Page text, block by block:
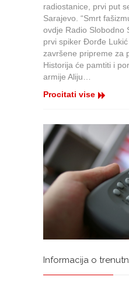
radiostanice, prvi put
Sarajevo. “Smrt
ovdje Radio Slobodno
prvi spiker Đorđe
završene pripreme za
Historija će pamtiti i
armije Aliju…
Procitati vise
Informacija o